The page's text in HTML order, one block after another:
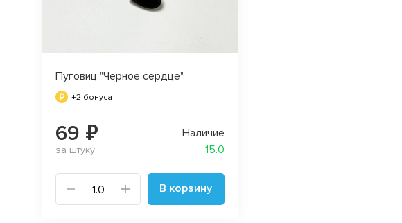
Пуговиц "Черное сердце"
+2 бонуса
69 ₽
за штуку
Наличие
15.0
В корзину